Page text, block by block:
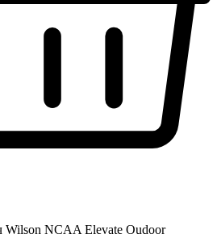
Wilson NCAA Elevate Oudoor